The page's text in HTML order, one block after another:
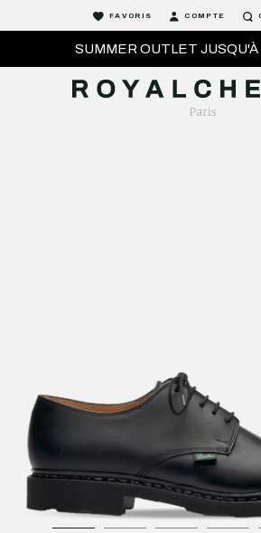
SUMMER OUTLET
FAVORIS COMPTE